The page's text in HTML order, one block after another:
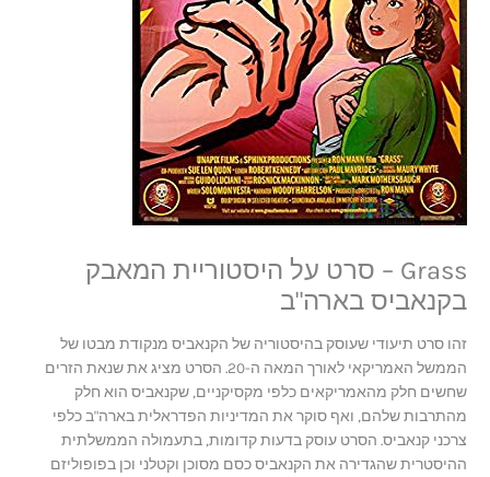
Grass – סרט על היסטוריית המאבק
בקנאביס בארה"ב
זהו סרט תיעודי שעוסק בהיסטוריה של הקנאביס מנקודת מבטו של
הממשל האמריקאי לאורך המאה ה-20. הסרט מציג את שנאת הזרים
שחשים חלק מהאמריקאים כלפי מקסיקניים, שקנאביס הוא חלק
מהתרבות שלהם, ואף סוקר את המדיניות הפדראלית בארה"ב כלפי
צרכני קנאביס. הסרט עוסק בדעות קדומות, בתעמולה הממשלתית
ההיסטרית שהגדירה את הקנאביס כסם מסוכן וקטלני וכן בפופוליזם